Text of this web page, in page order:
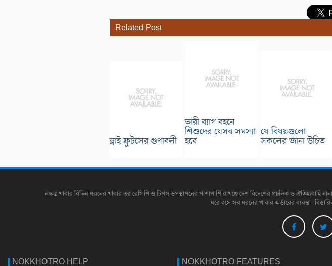
Related Post
ড্রাই ফ্রুটসের গুণাবলী
ভারী ব্যাগ বহনে
শিশুদের যেসব সমস্যা
হবে
যে বিষয়গুলো
সকলের জানা উচিত
নক্ষত্র খাবার বিভিন্ন ধরনের খাবার এর রেসিপি ও টিপস উপস্থাপনের পাশাপাশি রাখছে দেশ বিদেশের প্রচলিত ও
ঘরে বসে সব ধরনের খাবার অর্ডারের ব্যবস্থা।
NOKKHOTRO HELP NOKKHOTRO FEATURES